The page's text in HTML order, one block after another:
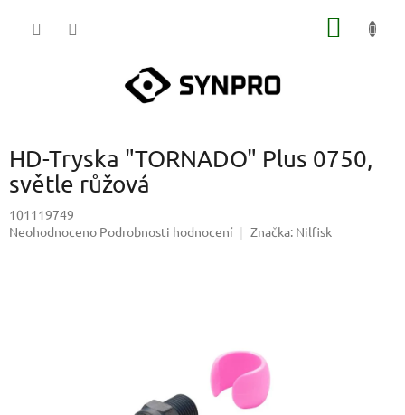
HD-Tryska "TORNADO" Plus 0750,
světle růžová
101119749
Průměrné
Neohodnoceno Podrobnosti hodnocení Značka: Nilfisk